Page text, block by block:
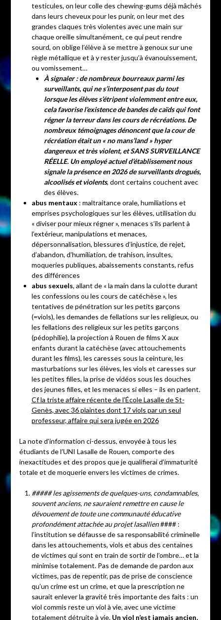
testicules, on leur colle des chewing-gums déjà mâchés
dans leurs cheveux pour les punir, on leur met des
grandes claques très violentes avec une main sur
chaque oreille simultanément, ce qui peut rendre
sourd, on oblige l’élève à se mettre à genoux sur une
règle métallique et à y rester jusqu’à évanouissement,
ou vomissement…
À signaler : de nombreux bourreaux parmi les
surveillants, qui ne s’interposent pas du tout
lorsque les élèves s’étripent violemment entre eux,
cela favorise l’existence de bandes de caïds qui font
régner la terreur dans les cours de récréations. De
nombreux témoignages dénoncent que la cour de
récréation était un « no mans’land » hyper
dangereux et très violent, et SANS SURVEILLANCE
RÉELLE. Un employé actuel d’établissement nous
signale la présence en 2026 de surveillants drogués,
alcoolisés et violents, dont certains couchent avec
des élèves.
abus mentaux : maltraitance orale, humiliations et
emprises psychologiques sur les élèves, utilisation du
« diviser pour mieux régner », menaces s’ils parlent à
l’extérieur, manipulations et menaces,
dépersonnalisation, blessures d’injustice, de rejet,
d’abandon, d’humiliation, de trahison, insultes,
moqueries publiques, abaissements constants, refus
des différences
abus sexuels, allant de « la main dans la culotte durant
les confessions ou les cours de catéchèse », les
tentatives de pénétration sur les petits garçons
(=viols), les demandes de fellations sur les religieux, ou
les fellations des religieux sur les petits garçons
(pédophilie), la projection à Rouen de films X aux
enfants durant la catéchèse (avec attouchements
durant les films), les caresses sous la ceinture, les
masturbations sur les élèves, les viols et caresses sur
les petites filles, la prise de vidéos sous les douches
des jeunes filles, et les menaces si elles – ils en parlent.
Cf la triste affaire récente de l’École Lasalle de St-
Genès, avec 36 plaintes dont 17 viols par un seul
professeur, affaire qui sera jugée en 2026
La note d’information ci-dessus, envoyée à tous les
étudiants de l’UNI Lasalle de Rouen, comporte des
inexactitudes et des propos que je qualifierai d’immaturité
totale et de moquerie envers les victimes de crimes.
##### les agissements de quelques-uns, condamnables,
souvent anciens, ne sauraient remettre en cause le
dévouement de toute une communauté éducative
profondément attachée au projet lasallien#### :
l’institution se défausse de sa responsabilité criminelle
dans les attouchements, viols et abus des centaines
de victimes qui sont en train de sortir de l’ombre… et la
minimise totalement. Pas de demande de pardon aux
victimes, pas de repentir, pas de prise de conscience
qu’un crime est un crime, et que la prescription ne
saurait enlever la gravité très importante des faits : un
viol commis reste un viol à vie, avec une victime
totalement détruite à vie. Un viol n’est jamais ancien,